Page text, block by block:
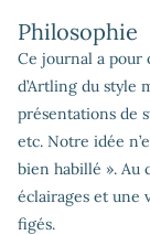
Philosophie
Ce journal a pour
d’Artling du style
présentations de
etc. Notre idée
bien habillé ». Au
éclairages et une
figés.